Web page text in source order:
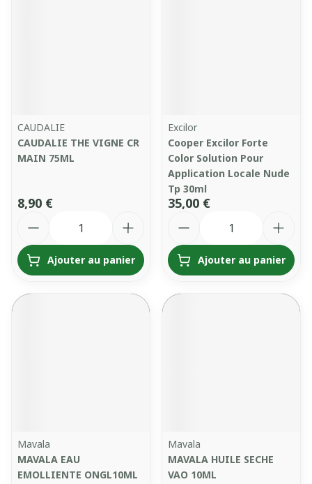
CAUDALIE
CAUDALIE THE VIGNE CR
MAIN 75ML
8,90 €
Ajouter au panier
Excilor
Cooper Excilor Forte
Color Solution Pour
Application Locale Nude
Tp 30ml
35,00 €
Ajouter au panier
Mavala
MAVALA EAU
EMOLLIENTE ONGL10ML
Mavala
MAVALA HUILE SECHE
VAO 10ML